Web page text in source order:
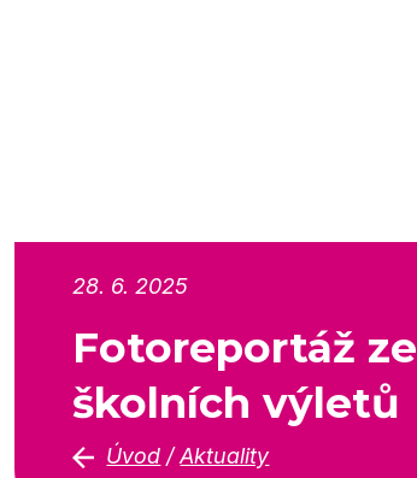
28. 6. 2025
Fotoreportáž ze
školních výletů
Úvod /Aktuality